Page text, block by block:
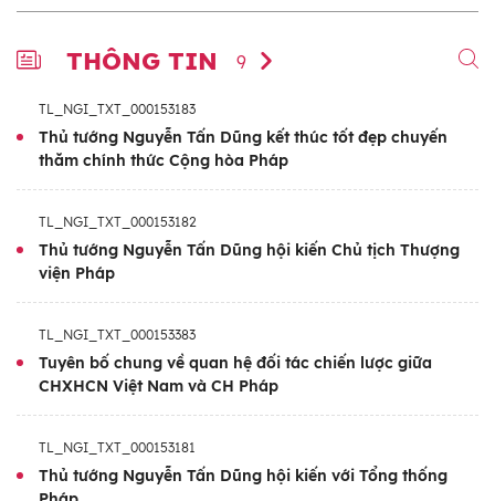
THÔNG TIN 9
TL_NGI_TXT_000153183
Thủ tướng Nguyễn Tấn Dũng kết thúc tốt đẹp chuyến
thăm chính thức Cộng hòa Pháp
TL_NGI_TXT_000153182
Thủ tướng Nguyễn Tấn Dũng hội kiến Chủ tịch Thượng
viện Pháp
TL_NGI_TXT_000153383
Tuyên bố chung về quan hệ đối tác chiến lược giữa
CHXHCN Việt Nam và CH Pháp
TL_NGI_TXT_000153181
Thủ tướng Nguyễn Tấn Dũng hội kiến với Tổng thống